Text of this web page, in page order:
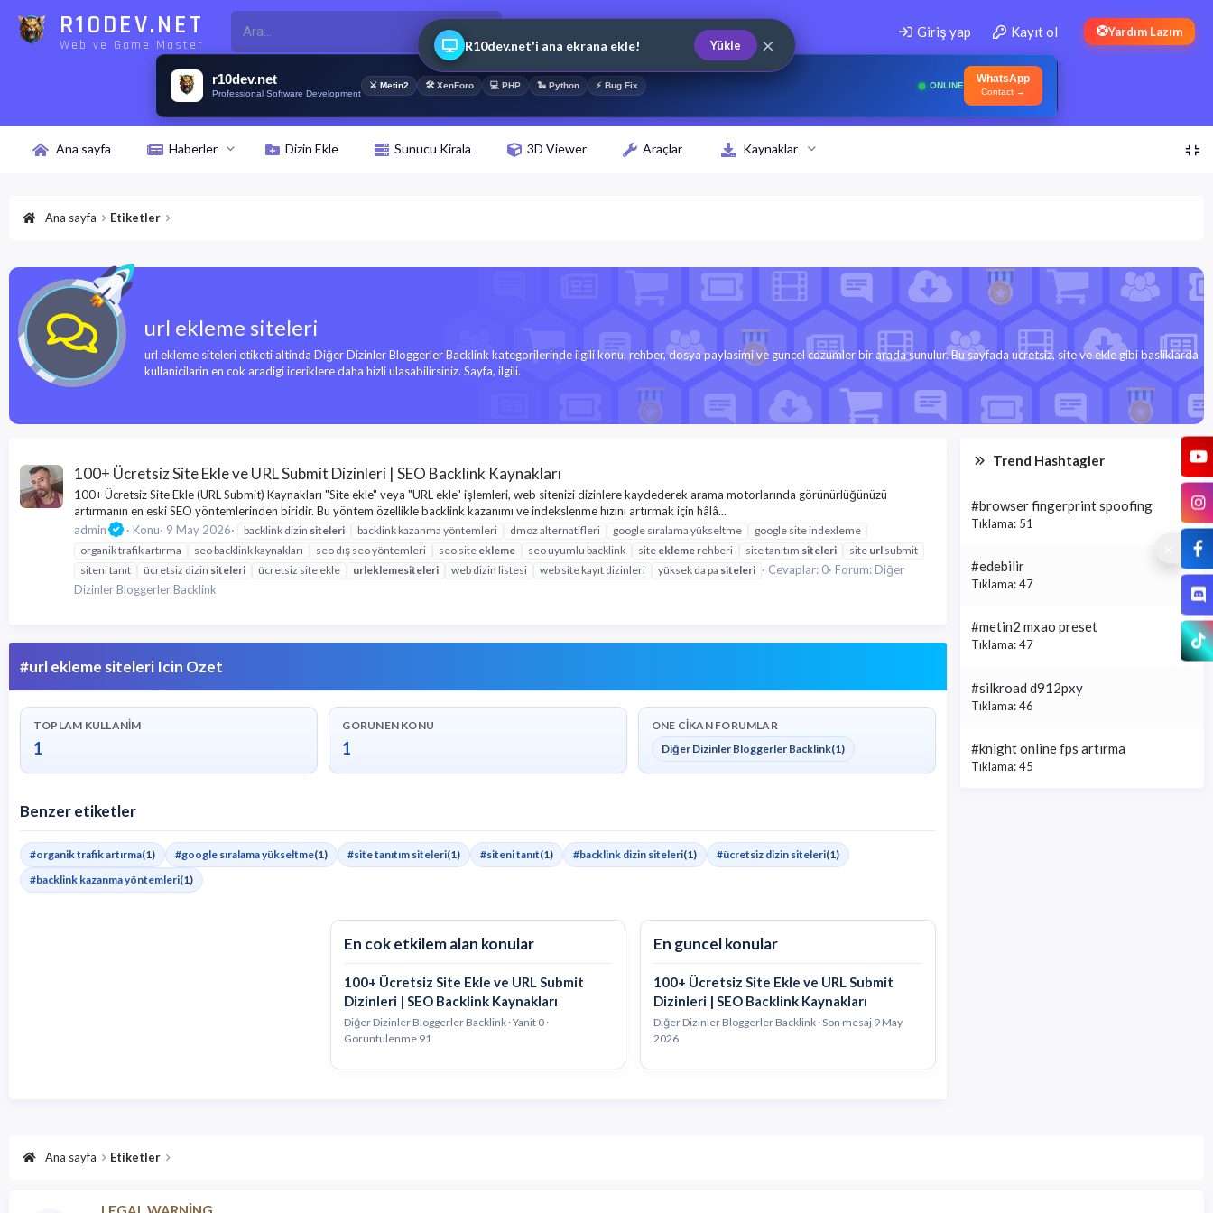
R10DEV.NET
Web ve Game Master
Giriş yap Kayıt ol Yardım Lazım
r10dev.net
Professional Software Development
⚔ Metin2 🛠 XenForo 💻 PHP 🐍 Python ⚡ Bug Fix ONLINE
WhatsApp
Contact →
Ana sayfa Haberler Dizin Ekle Sunucu Kirala 3D Viewer Araçlar Kaynaklar
Ana sayfa Etiketler
url ekleme siteleri
url ekleme siteleri etiketi altinda Diğer Dizinler Bloggerler Backlink kategorilerinde ilgili konu, rehber, dosya paylasimi ve guncel cozumler bir arada sunulur. Bu sayfada ucretsiz, site ve ekle gibi basliklarda
kullanicilarin en cok aradigi iceriklere daha hizli ulasabilirsiniz. Sayfa, ilgili.
100+ Ücretsiz Site Ekle ve URL Submit Dizinleri | SEO Backlink Kaynakları
100+ Ücretsiz Site Ekle (URL Submit) Kaynakları "Site ekle" veya "URL ekle" işlemleri, web sitenizi dizinlere kaydederek arama motorlarında görünürlüğünüzü
artırmanın en eski SEO yöntemlerinden biridir. Bu yöntem özellikle backlink kazanımı ve indekslenme hızını artırmak için hâlâ...
admin
Konu 9 May 2026 backlink dizin siteleri backlink kazanma yöntemleri dmoz alternatifleri google sıralama yükseltme
google site indexleme
organik trafik artırma
seo backlink kaynakları seo dış seo yöntemleri seo site ekleme seo uyumlu backlink site eklemerehberi site tanıtım siteleri site url submit
siteni tanıt
ücretsiz dizin siteleri ücretsiz site ekle urleklemesiteleri web dizin listesi web site kayıt dizinleri yüksek da pa siteleri Cevaplar: 0 Forum: Diğer
Dizinler Bloggerler Backlink
#url ekleme siteleri Icin Ozet
TOPLAM KULLANIM
1
GORUNEN KONU
1
ONE CIKAN FORUMLAR
Diğer Dizinler Bloggerler Backlink(1)
Benzer etiketler
#organik trafik artırma(1) #google sıralama yükseltme(1) #site tanıtım siteleri(1) #siteni tanıt(1) #backlink dizin siteleri(1) #ücretsiz dizin siteleri(1)
#backlink kazanma yöntemleri(1)
En cok etkilem alan konular
100+ Ücretsiz Site Ekle ve URL Submit
Dizinleri | SEO Backlink Kaynakları
Diğer Dizinler Bloggerler Backlink · Yanit 0 ·
Goruntulenme 91
En guncel konular
100+ Ücretsiz Site Ekle ve URL Submit
Dizinleri | SEO Backlink Kaynakları
Diğer Dizinler Bloggerler Backlink · Son mesaj 9 May
2026
Trend Hashtagler
#browser fingerprint spoofing
Tıklama: 51
#edebilir
Tıklama: 47
#metin2 mxao preset
Tıklama: 47
#silkroad d912pxy
Tıklama: 46
#knight online fps artırma
Tıklama: 45
Ana sayfa Etiketler
R10dev.net'i ana ekrana ekle! Yükle ×